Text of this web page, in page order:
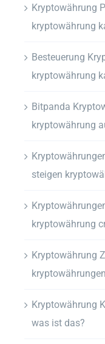
Kryptowährung
kryptowährung
Besteuerung
kryptowährung
Bitpanda
kryptowährung
steigen
kryptowährung
Kryptowährung
Kryptowährung
was ist das?